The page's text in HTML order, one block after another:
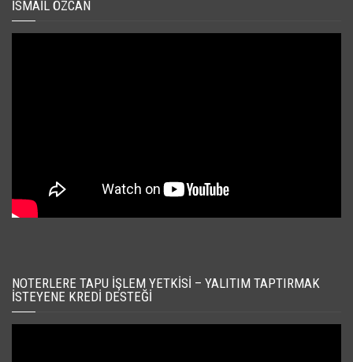
İSMAIL ÖZCAN
NOTERLERE TAPU İŞLEM YETKISI – YALITIM TAPTIRMAK
İSTEYENE KREDI DESTEĞI